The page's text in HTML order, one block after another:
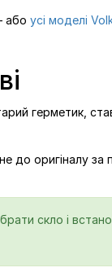
усі моделі
герметик,
до оригіналу за
скло і